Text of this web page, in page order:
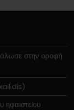
στην οροφή
ηφαιστείου